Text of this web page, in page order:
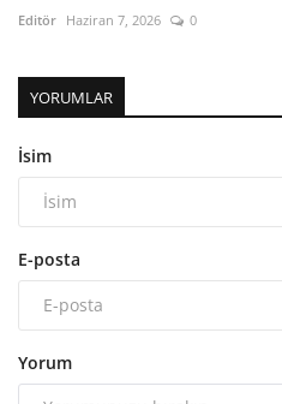
Editör Haziran 7, 2026 0
YORUMLAR
İsim
E-posta
Yorum